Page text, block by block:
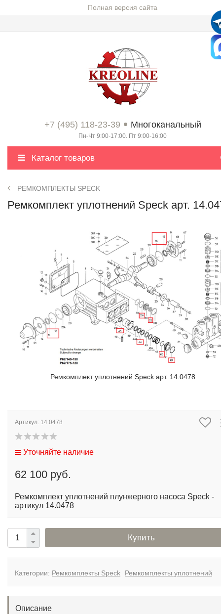
Полная версия сайта
+7 (495) 118-23-39 Многоканальный
Пн-Чт 9:00-17:00. Пт 9:00-16:00
Каталог товаров
РЕМКОМПЛЕКТЫ SPECK
Ремкомплект уплотнений Speck арт.
Ремкомплект уплотнений Speck арт. 14.0478
Артикул: 14.0478
Уточняйте наличие
62 100 руб.
Ремкомплект уплотнений плунжерного насоса Speck -
артикул 14.0478
Купить
Категории: Ремкомплекты Speck Ремкомплекты уплотнений
Описание